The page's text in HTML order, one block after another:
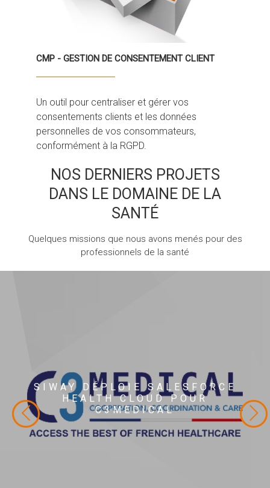
CMP - GESTION DE CONSENTEMENT CLIENT
Un outil pour centraliser et gérer vos
consentements clients et les données
personnelles de vos consommateurs,
conformément à la RGPD.
NOS DERNIERS PROJETS
DANS LE DOMAINE DE LA
SANTÉ
Quelques missions que nous avons menés pour des
professionnels de la santé
SIWAY DÉPLOIE SALESFORCE
HEALTH CLOUD POUR
C3MEDICAL
C3MEDICAL
SIWAY déploie Salesforce HEALTH CLOUD pour
C3Medical